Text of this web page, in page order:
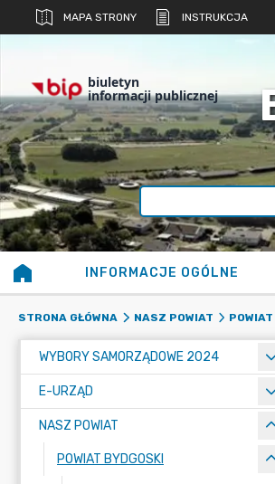
MAPA STRONY INSTRUKCJA
biuletyn
informacji publicznej
INFORMACJE OGÓLNE
STRONA GŁÓWNA NASZ POWIAT
WYBORY SAMORZĄDOWE 2024
E-URZĄD
NASZ POWIAT
POWIAT BYDGOSKI